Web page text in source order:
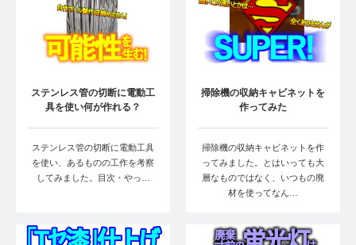
ステンレス管の切断に電動工
具を使い何が作れる？
ステンレス管の切断に電動工具
を使い、あるものの工作を考察
してみました。目次・やっ…
掃除機の収納キャビネットを
作ってみた
掃除機の収納キャビネットを作
ってみました。とはいっても大
層なものではなく、いつもの廃
材を使ってなん…